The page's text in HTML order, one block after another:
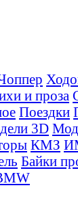
и проза
Поездки
3D
КМЗ
Байки